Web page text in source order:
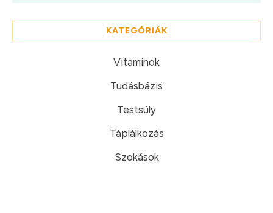
KATEGÓRIÁK
Vitaminok
Tudásbázis
Testsúly
Táplálkozás
Szokások